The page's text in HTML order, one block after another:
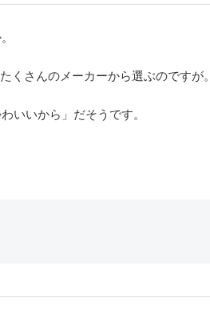
くさんのメーカーから選ぶのですが。
いいから」だそうです。